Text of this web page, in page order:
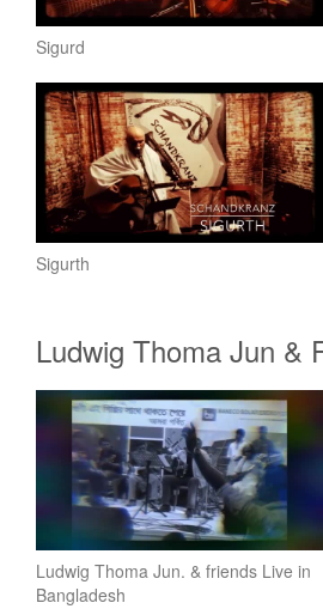
Sigurd
Sigurth
Ludwig Thoma Jun &
Ludwig Thoma Jun. & friends Live in
Bangladesh